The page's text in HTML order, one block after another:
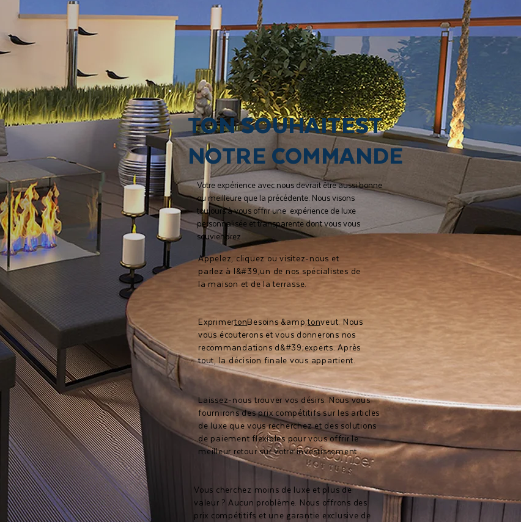
TON SOUHAITEST
NOTRE COMMANDE
Votre expérience avec nous devrait être aussi bonne
ou meilleure que la précédente. Nous visons
toujours à vous offrir une expérience de luxe
personnalisée et transparente dont vous vous
souviendrez.
Appelez, cliquez ou visitez-nous et
parlez à l&#39;un de nos spécialistes de
la maison et de la terrasse.
Vous cherchez moins de luxe et plus de
valeur ? Aucun problème. Nous offrons des
prix compétitifs et une garantie exclusive de
Exprimerton Besoins &amp;tonveut. Nous
vous écouterons et vous donnerons nos
recommandations d&#39;experts. Après
tout, la décision finale vous appartient.
Laissez-nous trouver vos désirs. Nous vous
fournirons des prix compétitifs sur les articles
de luxe que vous recherchez et des solutions
de paiement flexibles pour vous offrir le
meilleur retour sur votre investissement .